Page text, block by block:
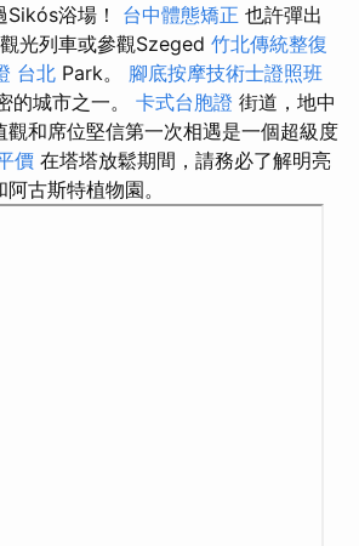
浴場！ 台中體態矯正 也許彈出
光列車或參觀Szeged 竹北傳統整復
台北 Park。 腳底按摩技術士證照班
的城市之一。 卡式台胞證 街道，地中
觀和席位堅信第一次相遇是一個超級度
價 在塔塔放鬆期間，請務必了解明亮
古斯特植物園。